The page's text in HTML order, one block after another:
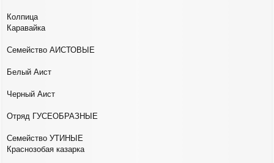
Колпица
Каравайка
Семейство АИСТОВЫЕ
Белый Аист
Черный Аист
Отряд ГУСЕОБРАЗНЫЕ
Семейство УТИНЫЕ
Краснозобая казарка